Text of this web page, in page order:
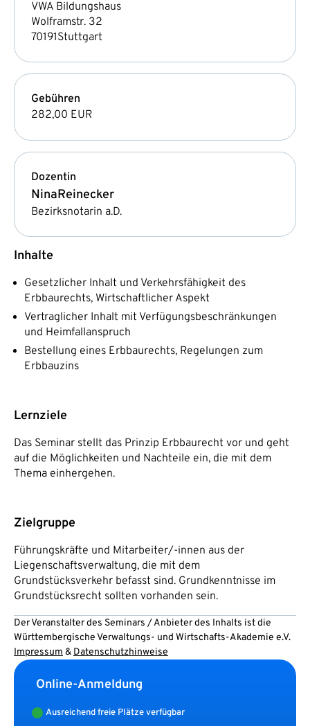
VWA Bildungshaus
Wolframstr. 32
70191Stuttgart
Gebühren
282,00 EUR
Dozentin
NinaReinecker
Bezirksnotarin a.D.
Inhalte
Gesetzlicher Inhalt und Verkehrsfähigkeit des
Erbbaurechts, Wirtschaftlicher Aspekt
Vertraglicher Inhalt mit Verfügungsbeschränkungen
und Heimfallanspruch
Bestellung eines Erbbaurechts, Regelungen zum
Erbbauzins
Lernziele
Das Seminar stellt das Prinzip Erbbaurecht vor und geht
auf die Möglichkeiten und Nachteile ein, die mit dem
Thema einhergehen.
Zielgruppe
Führungskräfte und Mitarbeiter/-innen aus der
Liegenschaftsverwaltung, die mit dem
Grundstücksverkehr befasst sind. Grundkenntnisse im
Grundstücksrecht sollten vorhanden sein.
Der Veranstalter des Seminars / Anbieter des Inhalts ist die
Württembergische Verwaltungs- und Wirtschafts-Akademie e.V.
Impressum & Datenschutzhinweise
Online-Anmeldung
Ausreichend freie Plätze verfügbar